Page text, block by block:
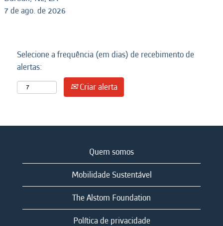
7 de ago. de 2026
Selecione a frequência (em dias) de recebimento de
alertas:
Criar alerta
Quem somos
Mobilidade Sustentável
The Alstom Foundation
Política de privacidade